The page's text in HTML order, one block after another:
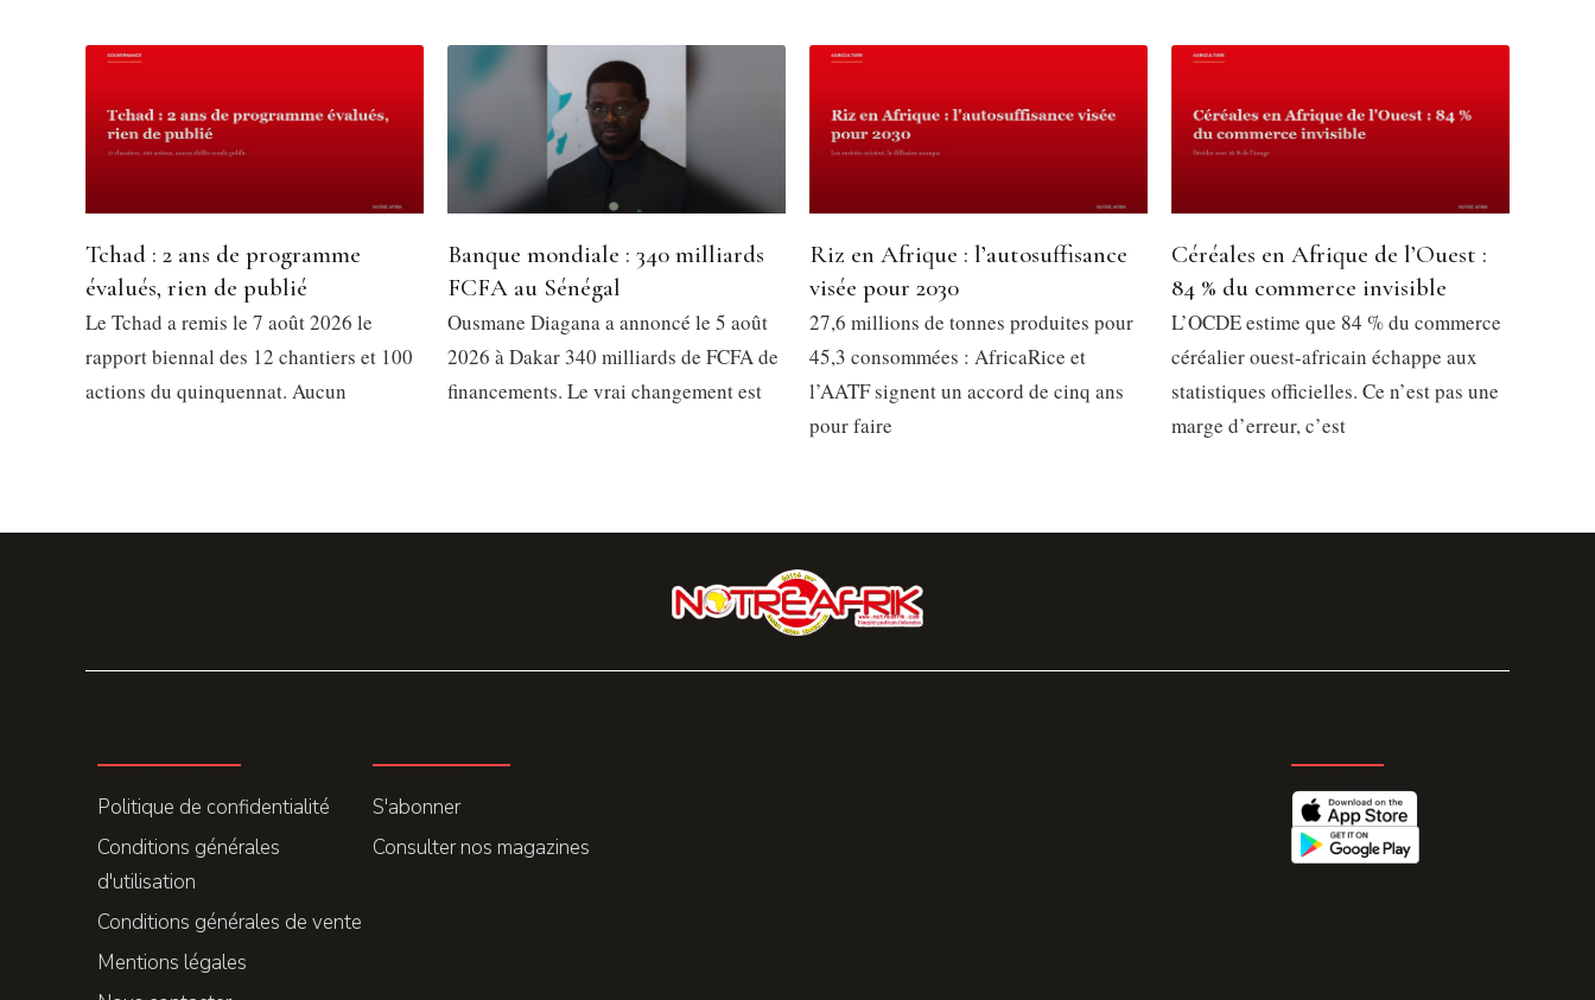
Tchad : 2 ans de programme
évalués, rien de publié
Le Tchad a remis le 7 août 2026 le
rapport biennal des 12 chantiers et 100
actions du quinquennat. Aucun
Banque mondiale : 340 milliards
FCFA au Sénégal
Ousmane Diagana a annoncé le 5 août
2026 à Dakar 340 milliards de FCFA de
financements. Le vrai changement est
Riz en Afrique : l’autosuffisance
visée pour 2030
27,6 millions de tonnes produites pour
45,3 consommées : AfricaRice et
l’AATF signent un accord de cinq ans
pour faire
Céréales en Afrique de l’Ouest :
84 % du commerce invisible
L’OCDE estime que 84 % du commerce
céréalier ouest-africain échappe aux
statistiques officielles. Ce n’est pas une
marge d’erreur, c’est
Politique de confidentialité
Conditions générales
d'utilisation
Conditions générales de vente
Mentions légales
S'abonner
Consulter nos magazines